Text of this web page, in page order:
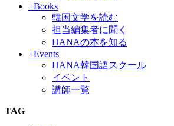
+Books
韓国文学を読む
担当編集者に聞く
HANAの本を知る
+Events
HANA韓国語スクール
イベント
講師一覧
TAG